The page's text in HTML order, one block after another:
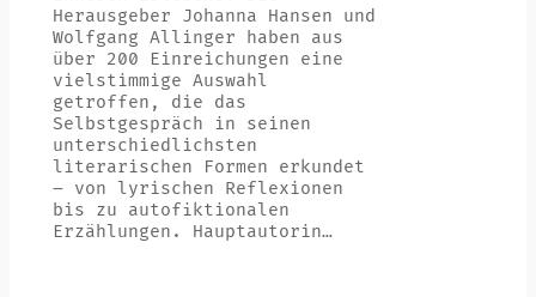
Herausgeber Johanna Hansen und
Wolfgang Allinger haben aus
über 200 Einreichungen eine
vielstimmige Auswahl
getroffen, die das
Selbstgespräch in seinen
unterschiedlichsten
literarischen Formen erkundet
– von lyrischen Reflexionen
bis zu autofiktionalen
Erzählungen. Hauptautorin…